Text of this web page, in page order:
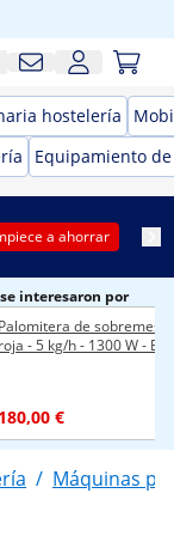
hostelería
Equipamiento
a ahorrar
interesaron por
Palomitera de sobremesa
roja - 5 kg/h - 1300 W -
180,00 €
/ Máquinas